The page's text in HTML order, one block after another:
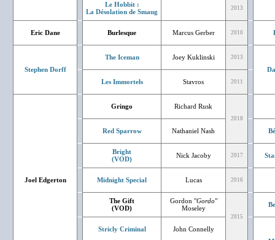
Le Hobbit :
La Désolation de Smaug
2013
Eric Dane Burlesque Marcus Gerber 2010
Stephen Dorff
The Iceman Joey Kuklinski 2013
Les Immortels
Stavros 2011
Joel Edgerton
Gringo Richard Rusk
2018
Red Sparrow Nathaniel Nash
Bright
(VOD)
Nick Jacoby 2017
Midnight Special Lucas 2016
The Gift
(VOD)
Gordon "Gordo"
Moseley
2015
Stricly Criminal
John Connelly